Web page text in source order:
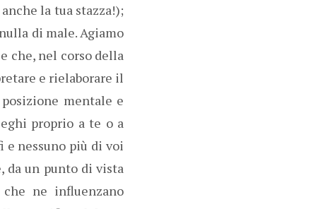
la tua stazza!);
di male. Agiamo
che, nel corso della
e rielaborare il
mentale e
proprio a te o a
e nessuno più di voi
da un punto di vista
ne influenzano